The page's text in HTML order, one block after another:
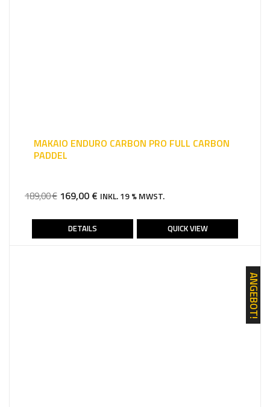
MAKAIO ENDURO CARBON PRO FULL CARBON
PADDEL
189,00€ URSPRÜNGLICHER
WAR:
189,00 €
169,00 € AKTUELLER
IST:
169,00 €.
INKL. 19 % MWST.
DETAILS QUICK VIEW
ANGEBOT!